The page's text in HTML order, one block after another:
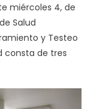
miércoles 4, de
Salud
y Testeo
consta de tres